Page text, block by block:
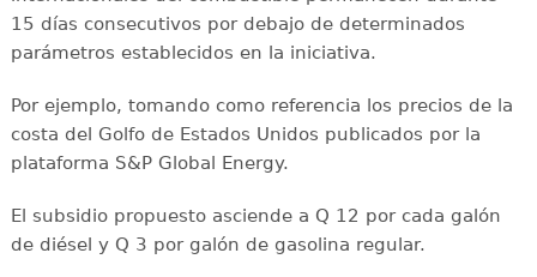
15 días consecutivos por debajo de determinados
parámetros establecidos en la iniciativa.
Por ejemplo, tomando como referencia los precios de la
costa del Golfo de Estados Unidos publicados por la
plataforma S&P Global Energy.
El subsidio propuesto asciende a Q 12 por cada galón
de diésel y Q 3 por galón de gasolina regular.